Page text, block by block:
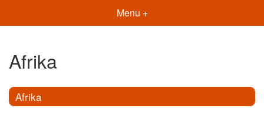
Menu +
Afrika
Afrika